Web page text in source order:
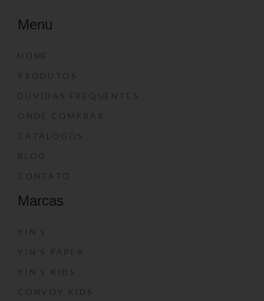
Menu
HOME
PRODUTOS
DÚVIDAS FREQUENTES
ONDE COMPRAR
CATÁLOGOS
BLOG
CONTATO
Marcas
YIN’S
YIN’S PAPER
YIN’S KIDS
CONVOY KIDS